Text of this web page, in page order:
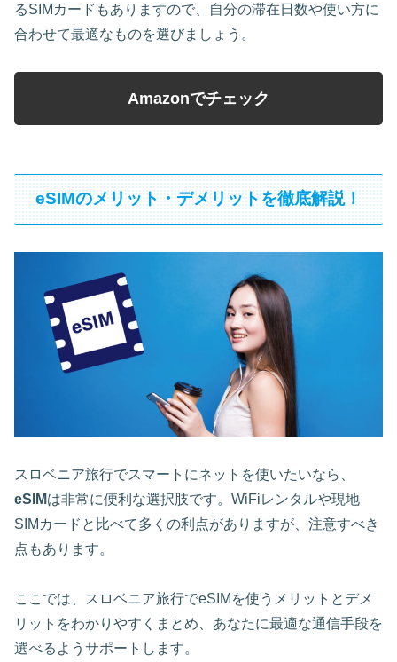
るSIMカードもありますので、自分の滞在日数や使い方に
合わせて最適なものを選びましょう。
Amazonでチェック
eSIMのメリット・デメリットを徹底解説！
スロベニア旅行でスマートにネットを使いたいなら、
eSIMは非常に便利な選択肢です。WiFiレンタルや現地
SIMカードと比べて多くの利点がありますが、注意すべき
点もあります。
ここでは、スロベニア旅行でeSIMを使うメリットとデメ
リットをわかりやすくまとめ、あなたに最適な通信手段を
選べるようサポートします。